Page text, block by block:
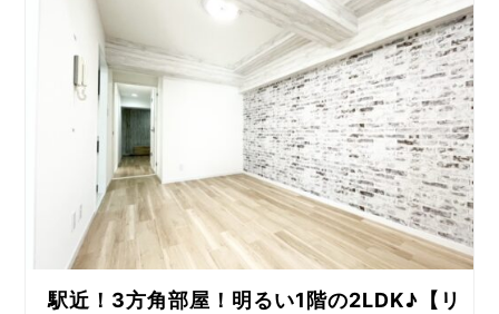
駅近！3方角部屋！明るい1階の2LDK♪【リ